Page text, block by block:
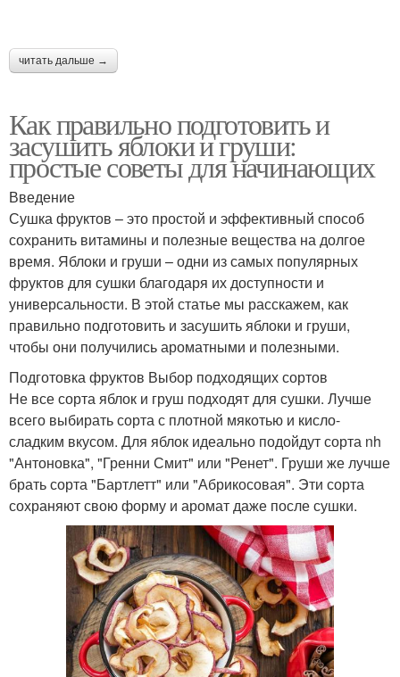
читать дальше →
Как правильно подготовить и
засушить яблоки и груши:
простые советы для начинающих
Введение
Сушка фруктов – это простой и эффективный способ
сохранить витамины и полезные вещества на долгое
время. Яблоки и груши – одни из самых популярных
фруктов для сушки благодаря их доступности и
универсальности. В этой статье мы расскажем, как
правильно подготовить и засушить яблоки и груши,
чтобы они получились ароматными и полезными.
Подготовка фруктов Выбор подходящих сортов
Не все сорта яблок и груш подходят для сушки. Лучше
всего выбирать сорта с плотной мякотью и кисло-
сладким вкусом. Для яблок идеально подойдут сорта nh
"Антоновка", "Гренни Смит" или "Ренет". Груши же лучше
брать сорта "Бартлетт" или "Абрикосовая". Эти сорта
сохраняют свою форму и аромат даже после сушки.